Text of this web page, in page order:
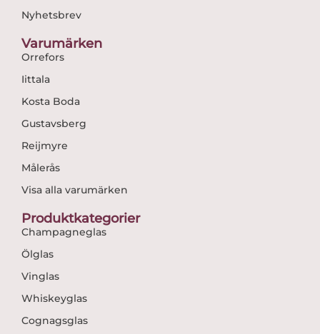
Nyhetsbrev
Varumärken
Orrefors
Iittala
Kosta Boda
Gustavsberg
Reijmyre
Målerås
Visa alla varumärken
Produktkategorier
Champagneglas
Ölglas
Vinglas
Whiskeyglas
Cognagsglas